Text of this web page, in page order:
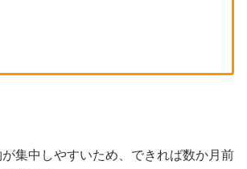
集中しやすいため、できれば数か月前